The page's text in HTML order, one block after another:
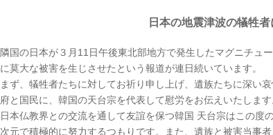
日本の地震津波の犠牲
隣国の日本が３月11日午後東北部地方で発生したマグニチュ
に莫大な被害を生じさせたという報道が連日続いています。
まず、犠牲者たちに対してお祈り申し上げ、遺族たちに深い
府と国民に、韓国の天台宗を代表して慰労をお伝えいたします
日本仏教界との交流を通して友誼を保つ韓国 天台宗はこの度
次元で積極的に努力するつもりです。また、遺族と被害当事